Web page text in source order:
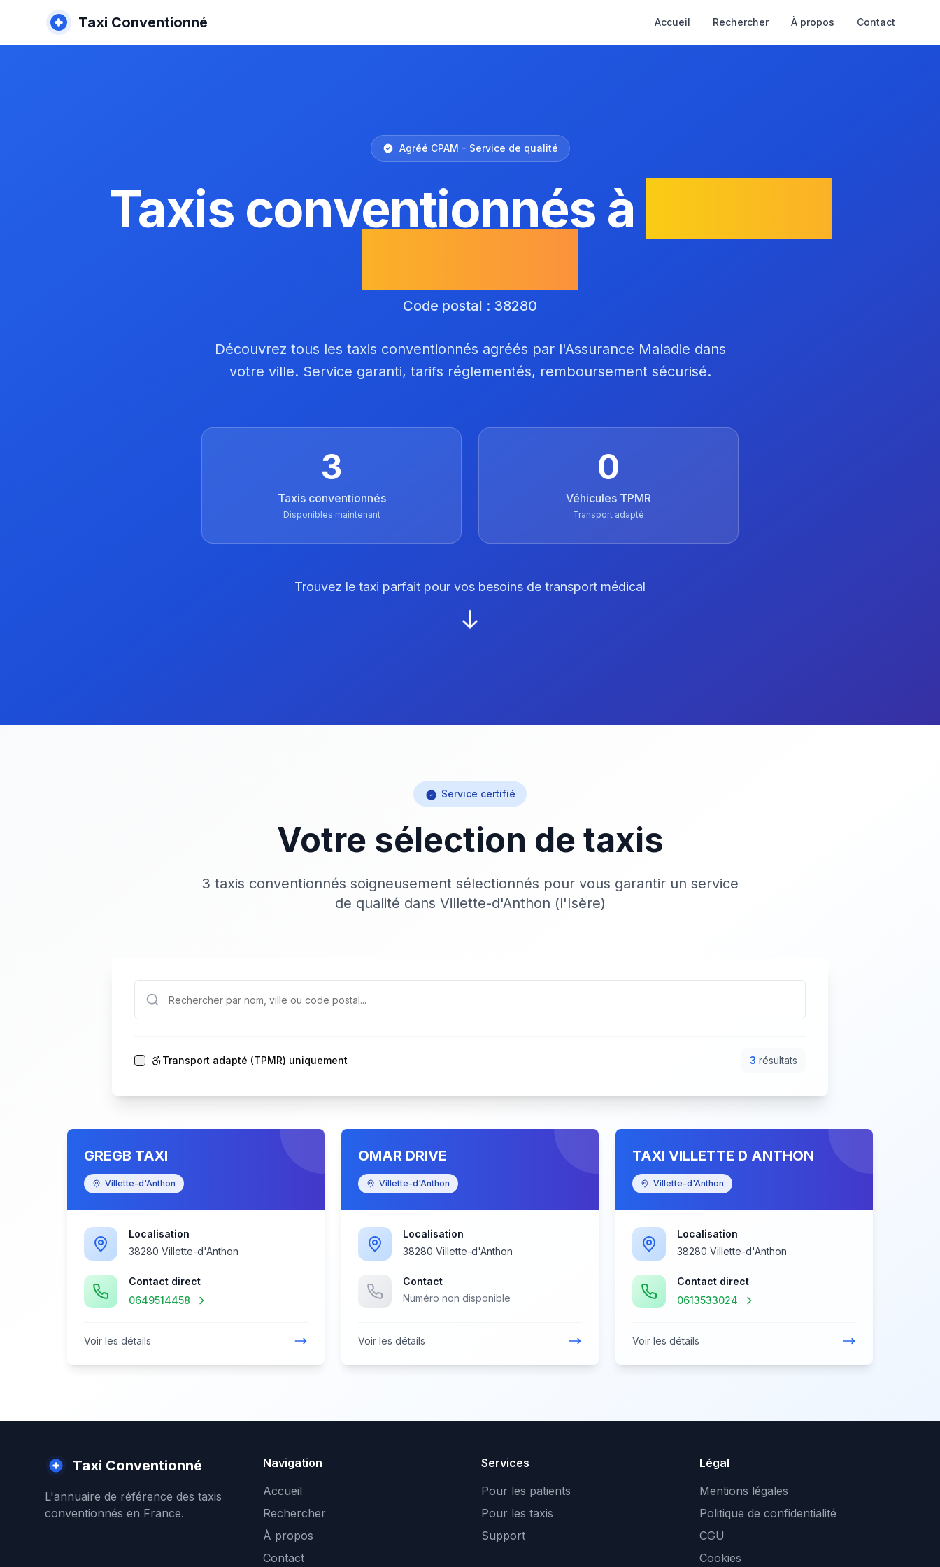
Taxi Conventionné Accueil Rechercher À propos Contact
Agréé CPAM - Service de qualité
Taxis conventionnés à
Code postal : 38280
Découvrez tous les taxis conventionnés agréés par l'Assurance Maladie dans
votre ville. Service garanti, tarifs réglementés, remboursement sécurisé.
3
Taxis conventionnés
Disponibles maintenant
0
Véhicules TPMR
Transport adapté
Trouvez le taxi parfait pour vos besoins de transport médical
Service certifié
Votre sélection de taxis
3 taxis conventionnés soigneusement sélectionnés pour vous garantir un service
de qualité dans Villette-d'Anthon (l'Isère)
Transport adapté (TPMR) uniquement 3 résultats
GREGB TAXI
Villette-d'Anthon
Localisation
38280 Villette-d'Anthon
Contact direct
0649514458
Voir les détails
OMAR DRIVE
Villette-d'Anthon
Localisation
38280 Villette-d'Anthon
Contact
Numéro non disponible
Voir les détails
TAXI VILLETTE D ANTHON
Villette-d'Anthon
Localisation
38280 Villette-d'Anthon
Contact direct
0613533024
Voir les détails
Taxi Conventionné
L'annuaire de référence des taxis
conventionnés en France.
Navigation
Accueil
Rechercher
À propos
Contact
Services
Pour les patients
Pour les taxis
Support
Légal
Mentions légales
Politique de confidentialité
CGU
Cookies